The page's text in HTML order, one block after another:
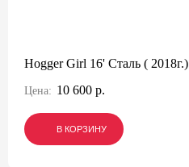
Hogger Girl 16' Сталь ( 2018г.)
Цена: 10 600 р.
В КОРЗИНУ
В КОРЗИНУ
В КОРЗИНУ